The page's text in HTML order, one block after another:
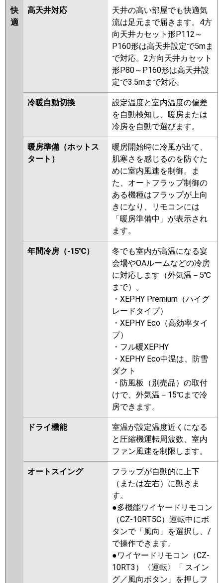
ERMP280K2 PCZX-ERMP280KL2
PCZX-ERMP280HZ PCZX-
ERMP280KZ PCZX-ERMP280KLZ
PCZX-ERP280HY PCZX-
ERP280KY PCZX-ERP280KLY
PCZX-ERP280HV PCZX-
ERP280KV PCZX-ERP280KLV
PCZX-ERP280KR PCZX-
ERP280KLR
RPC-GP280RSHP4 RPC-
GP280RSHP3 RPC-GP280RSHP2
RPCK-GP280RSHP1 RPC-
GP280RSHP1 RPCK-GP280RSHP
RPC-GP280RSHP RPCK-
AP280SHP8-kobe RPCK-
AP280SHP8 RPC-AP280SHP8-
RPC-AP280SHP8 RPCK-
AP280SHP7 RPCK-AP280SHP7-
RPC-AP280SHP7-kobe
RPC-AP280SHP7
FDEV2805HP5SA
FDESVP2804HP4B
FDEVP2804HP5SA
FDEVP2804HP5S
PA-P280T7HDNBX PA-
P280T7HDNB
P280T7HDN PA-P280V6HDNB
PA-P280VK6HDNB PA-
P280T6HDB
PA-P280VK6HDN
PA-P280V6HDN
PA-P280T6HDA PA-
P280T6HDN1
快
適
高天井対応
天井の高い部屋でも快適気
流は足元まで届きます。4方
向天井カセット形P112～
P160形は高天井設定で5mま
で対応。2方向天井カセット
形P80～P160形は高天井設
定で3.5mまで対応。
冷暖自動切換
設定温度と室内温度の偏差
を自動検知し、暖房または
冷房を自動で選びます。
暖房準備（ホットス
タート）
暖房開始時に冷風が出て、
肌寒さを感じるのを防ぐた
めに室内風速を制御。ま
た、オートフラップ制御の
ある機種はフラップが上向
きになり、リモコンには
「暖房準備中」が表示され
ます。
年間冷房（-15℃）
冬でも室内が高温になる宴
会場やOAルームなどの冷房
に対応します（外気温－5℃
まで）。
・XEPHY Premium（ハイグ
レードタイプ）
・XEPHY Eco（高効率タイ
プ）
・フル暖XEPHY
・XEPHY Eco中温は、防雪
ダクト
・防風板（別売品）の取付
けで、外気温－15℃まで冷
房できます。
ドライ機能
室温が設定温度近くになる
と圧縮機運転周波数、室内
ファン風速を制限します。
オートスイング
フラップが自動的に上下
（または左右）に動きま
す。
●多機能ワイヤードリモコン
（CZ-10RT5C）運転中にボ
タンで「風向」を選択し、/
で操作できます。
●ワイヤードリモコン（CZ-
10RT3）〈運転〉「 スイン
グ／風向ボタン」を押しフ